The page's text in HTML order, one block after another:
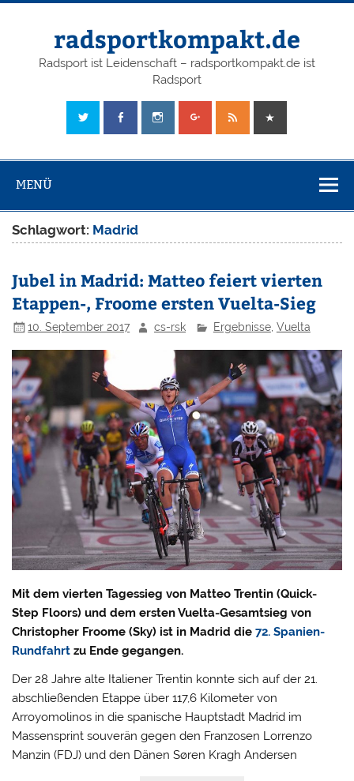
radsportkompakt.de
Radsport ist Leidenschaft – radsportkompakt.de ist
Radsport
MENÜ
Schlagwort: Madrid
Jubel in Madrid: Matteo feiert vierten
Etappen-, Froome ersten Vuelta-Sieg
10. September 2017 cs-rsk Ergebnisse, Vuelta
Mit dem vierten Tagessieg von Matteo Trentin (Quick-
Step Floors) und dem ersten Vuelta-Gesamtsieg von
Christopher Froome (Sky) ist in Madrid die72. Spanien-
Rundfahrt zu Ende gegangen.
Der 28 Jahre alte Italiener Trentin konnte sich auf der 21.
abschließenden Etappe über 117,6 Kilometer von
Arroyomolinos in die spanische Hauptstadt Madrid im
Massensprint souverän gegen den Franzosen Lorrenzo
Manzin (FDJ) und den Dänen Søren Kragh Andersen